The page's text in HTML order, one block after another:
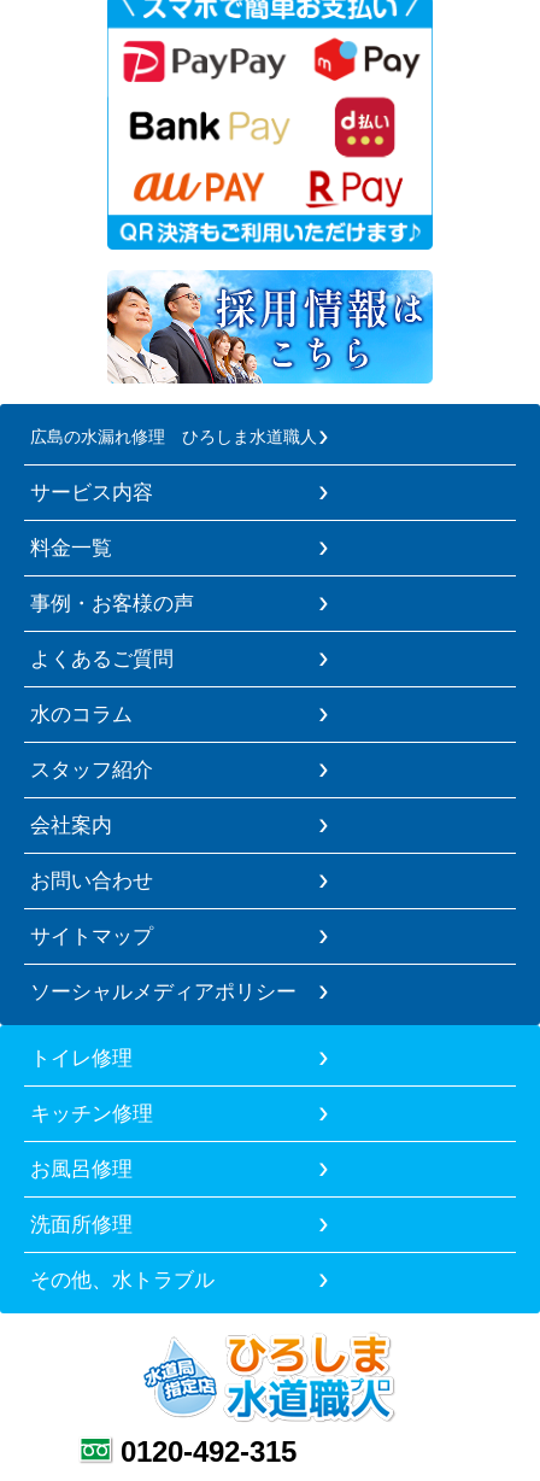
広島の水漏れ修理 ひろしま水道職人
サービス内容
料金一覧
事例・お客様の声
よくあるご質問
水のコラム
スタッフ紹介
会社案内
お問い合わせ
サイトマップ
ソーシャルメディアポリシー
トイレ修理
キッチン修理
お風呂修理
洗面所修理
その他、水トラブル
0120-492-315